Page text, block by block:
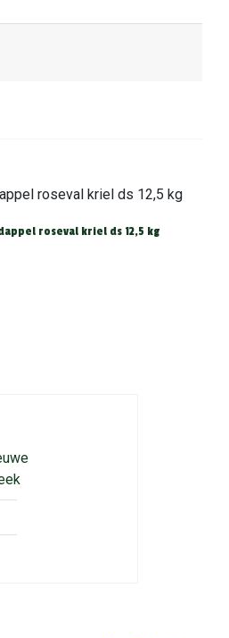
Aardappel roseval kriel ds 12,5 kg